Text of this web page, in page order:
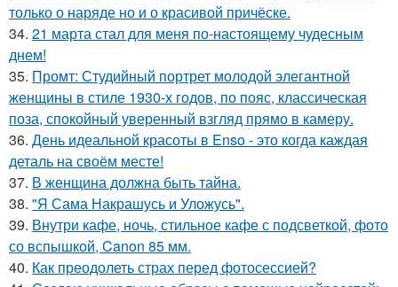
только о наряде но и о красивой причёске.
34. 21 марта стал для меня по-настоящему чудесным
днем!
35. Промт: Студийный портрет молодой элегантной
женщины в стиле 1930-х годов, по пояс, классическая
поза, спокойный уверенный взгляд прямо в камеру.
36. День идеальной красоты в Enso - это когда каждая
деталь на своём месте!
37. В женщина должна быть тайна.
38. "Я Сама Накрашусь и Уложусь".
39. Внутри кафе, ночь, стильное кафе с подсветкой, фото
со вспышкой, Canon 85 мм.
40. Как преодолеть страх перед фотосессией?